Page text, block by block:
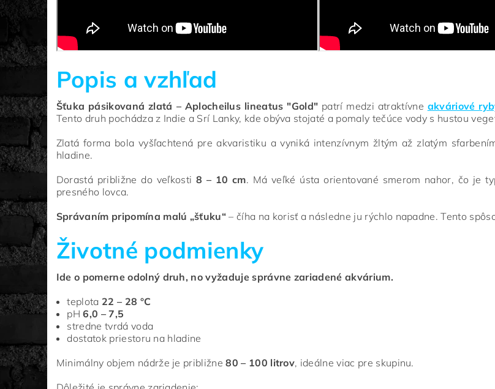
Popis a vzhľad
Šťuka pásikovaná zlatá – Aplocheilus lineatus "Gold" patrí medzi atraktívne akváriové
Tento druh pochádza z Indie a Srí Lanky, kde obýva stojaté a pomaly tečúce vody s hustou
Zlatá forma bola vyšľachtená pre akvaristiku a vyniká intenzívnym žltým až zlatým
hladine.
Dorastá približne do veľkosti 8 – 10 cm. Má veľké ústa orientované smerom nahor, čo je
presného lovca.
Správaním pripomína malú „šťuku“ – číha na korisť a následne ju rýchlo napadne. Tento
Životné podmienky
Ide o pomerne odolný druh, no vyžaduje správne zariadené akvárium.
teplota 22 – 28 °C
pH6,0 – 7,5
stredne tvrdá voda
dostatok priestoru na hladine
Minimálny objem nádrže je približne80 – 100 litrov, ideálne viac pre skupinu.